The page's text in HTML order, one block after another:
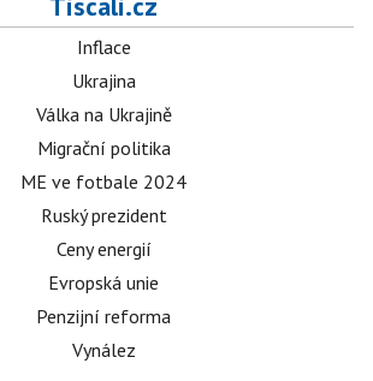
Inflace
Ukrajina
Válka na Ukrajině
Migrační politika
ME ve fotbale 2024
Ruský prezident
Ceny energií
Evropská unie
Penzijní reforma
Vynález